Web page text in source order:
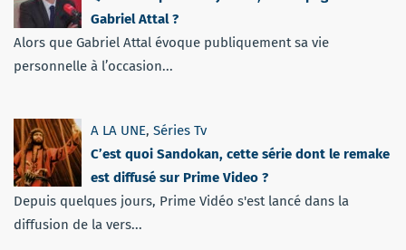
Gabriel Attal ?
Alors que Gabriel Attal évoque publiquement sa vie
personnelle à l’occasion...
A LA UNE, Séries Tv
C’est quoi Sandokan, cette série dont le remake
est diffusé sur Prime Video ?
Depuis quelques jours, Prime Vidéo s'est lancé dans la
diffusion de la vers...